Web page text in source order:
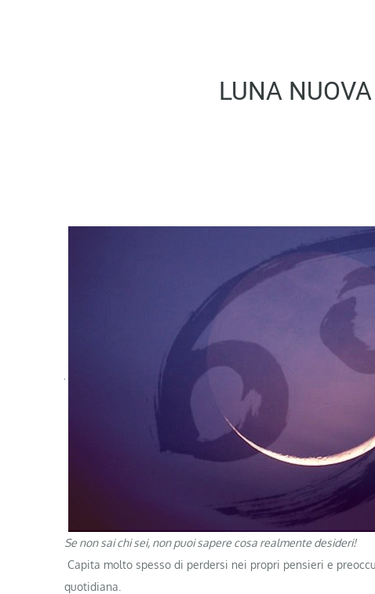
LUNA
Se non sai chi sei, non puoi sapere cosa realmente desideri!
Capita molto spesso di perdersi nei propri pensieri e
quotidiana.